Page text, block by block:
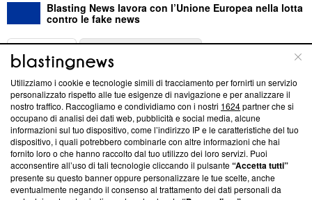
Blasting News lavora con l’Unione Europea nella lotta
contro le fake news
ABOUT
Questa sezione offre informazioni trasparenti su Blasting
News, sui nostri processi editoriali e su come ci impegniamo a
creare news di qualità. Inoltre, afferma la nostra aderenza a
‘Trust Project - News with Integrity’Blasting News non è
ancora membro del programma, ma ha richiesto di farne
parte; Trust Project non ha ancora effettuato una verifica di
conformità agli standard.
Utilizziamo i cookie e tecnologie simili di tracciamento per fornirti un servizio
personalizzato rispetto alle tue esigenze di navigazione e per analizzare il
nostro traffico. Raccogliamo e condividiamo con i nostri 1624partner che si
occupano di analisi dei dati web, pubblicità e social media, alcune
informazioni sul tuo dispositivo, come l’indirizzo IP e le caratteristiche del tuo
dispositivo, i quali potrebbero combinarle con altre informazioni che hai
fornito loro o che hanno raccolto dal tuo utilizzo dei loro servizi. Puoi
acconsentire all’uso di tali tecnologie cliccando il pulsante“Accetta tutti”
presente su questo banner oppure personalizzare le tue scelte, anche
eventualmente negando il consenso al trattamento dei dati personali da